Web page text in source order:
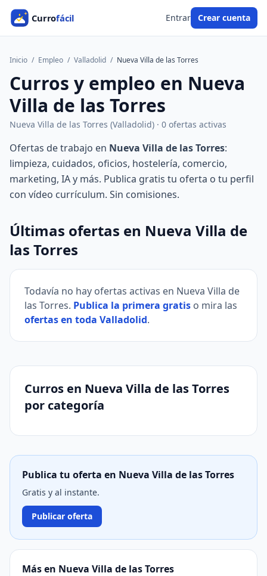
Entrar Crear cuenta
Inicio / Empleo / Valladolid / Nueva Villa de las Torres
Curros y empleo en Nueva
Villa de las Torres
Nueva Villa de las Torres (Valladolid) · 0 ofertas activas
Ofertas de trabajo en Nueva Villa de las Torres:
limpieza, cuidados, oficios, hostelería, comercio,
marketing, IA y más. Publica gratis tu oferta o tu perfil
con vídeo currículum. Sin comisiones.
Últimas ofertas en Nueva Villa de
las Torres
Todavía no hay ofertas activas en Nueva Villa de
las Torres. Publica la primera gratis o mira las
ofertas en toda Valladolid.
Curros en Nueva Villa de las Torres
por categoría
Publica tu oferta en Nueva Villa de las Torres
Gratis y al instante.
Publicar oferta
Más en Nueva Villa de las Torres